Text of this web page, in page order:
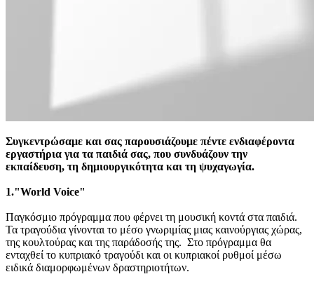
Συγκεντρώσαμε και σας παρουσιάζουμε πέντε ενδιαφέροντα
εργαστήρια για τα παιδιά σας, που συνδυάζουν την
εκπαίδευση, τη δημιουργικότητα και τη ψυχαγωγία.
1."World Voice"
Παγκόσμιο πρόγραμμα που φέρνει τη μουσική κοντά στα παιδιά.
Τα τραγούδια γίνονται το μέσο γνωριμίας μιας καινούργιας χώρας,
της κουλτούρας και της παράδοσής της. Στο πρόγραμμα θα
ενταχθεί το κυπριακό τραγούδι και οι κυπριακοί ρυθμοί μέσω
ειδικά διαμορφωμένων δραστηριοτήτων.